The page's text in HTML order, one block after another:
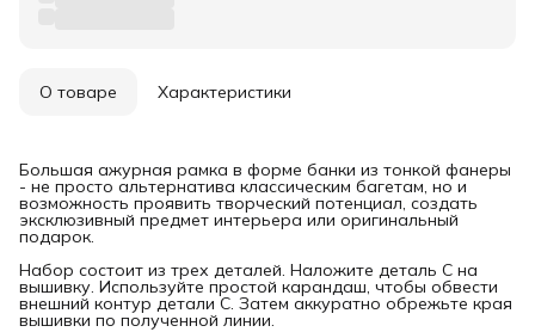
О товаре Характеристики
Большая ажурная рамка в форме банки из тонкой фанеры
- не просто альтернатива классическим багетам, но и
возможность проявить творческий потенциал, создать
эксклюзивный предмет интерьера или оригинальный
подарок.
Набор состоит из трех деталей. Наложите деталь С на
вышивку. Используйте простой карандаш, чтобы обвести
внешний контур детали С. Затем аккуратно обрежьте края
вышивки по полученной линии.